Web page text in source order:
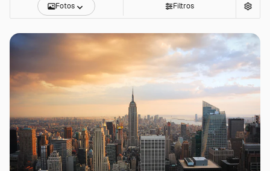
Fotos Filtros